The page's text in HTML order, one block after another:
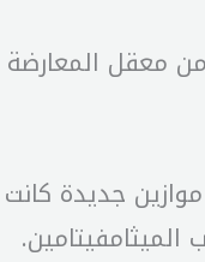
من معقل
جديدة كانت